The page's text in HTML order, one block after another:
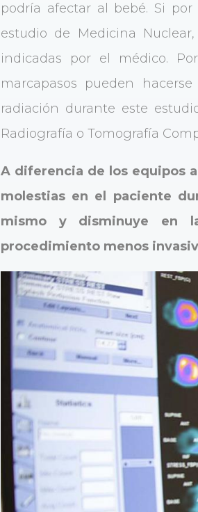
podría afectar al bebé. Si
estudio de Medicina
indicadas por el médico.
marcapasos pueden
radiación durante este
Radiografía o Tomografía
A diferencia de los equipos
molestias en el paciente
mismo y disminuye en
procedimiento menos